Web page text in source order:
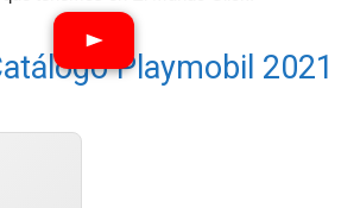
Playmobil 2021